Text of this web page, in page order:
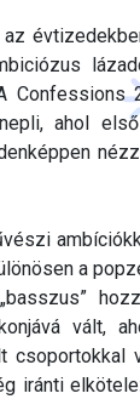
ahol
a
vált,
iránti